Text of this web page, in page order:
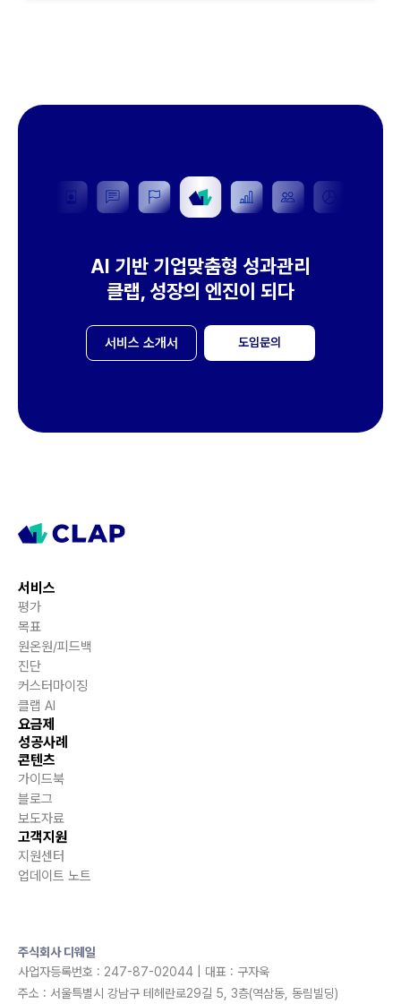
AI 기반 기업맞춤형 성과관리
클랩, 성장의 엔진이 되다
서비스 소개서 도입문의
서비스
평가
목표
원온원/피드백
진단
커스터마이징
클랩 AI
요금제
성공사례
콘텐츠
가이드북
블로그
보도자료
고객지원
지원센터
업데이트 노트
주식회사 디웨일
사업자등록번호 : 247-87-02044 | 대표 : 구자욱
주소 : 서울특별시 강남구 테헤란로29길 5, 3층(역삼동, 동림빌딩)